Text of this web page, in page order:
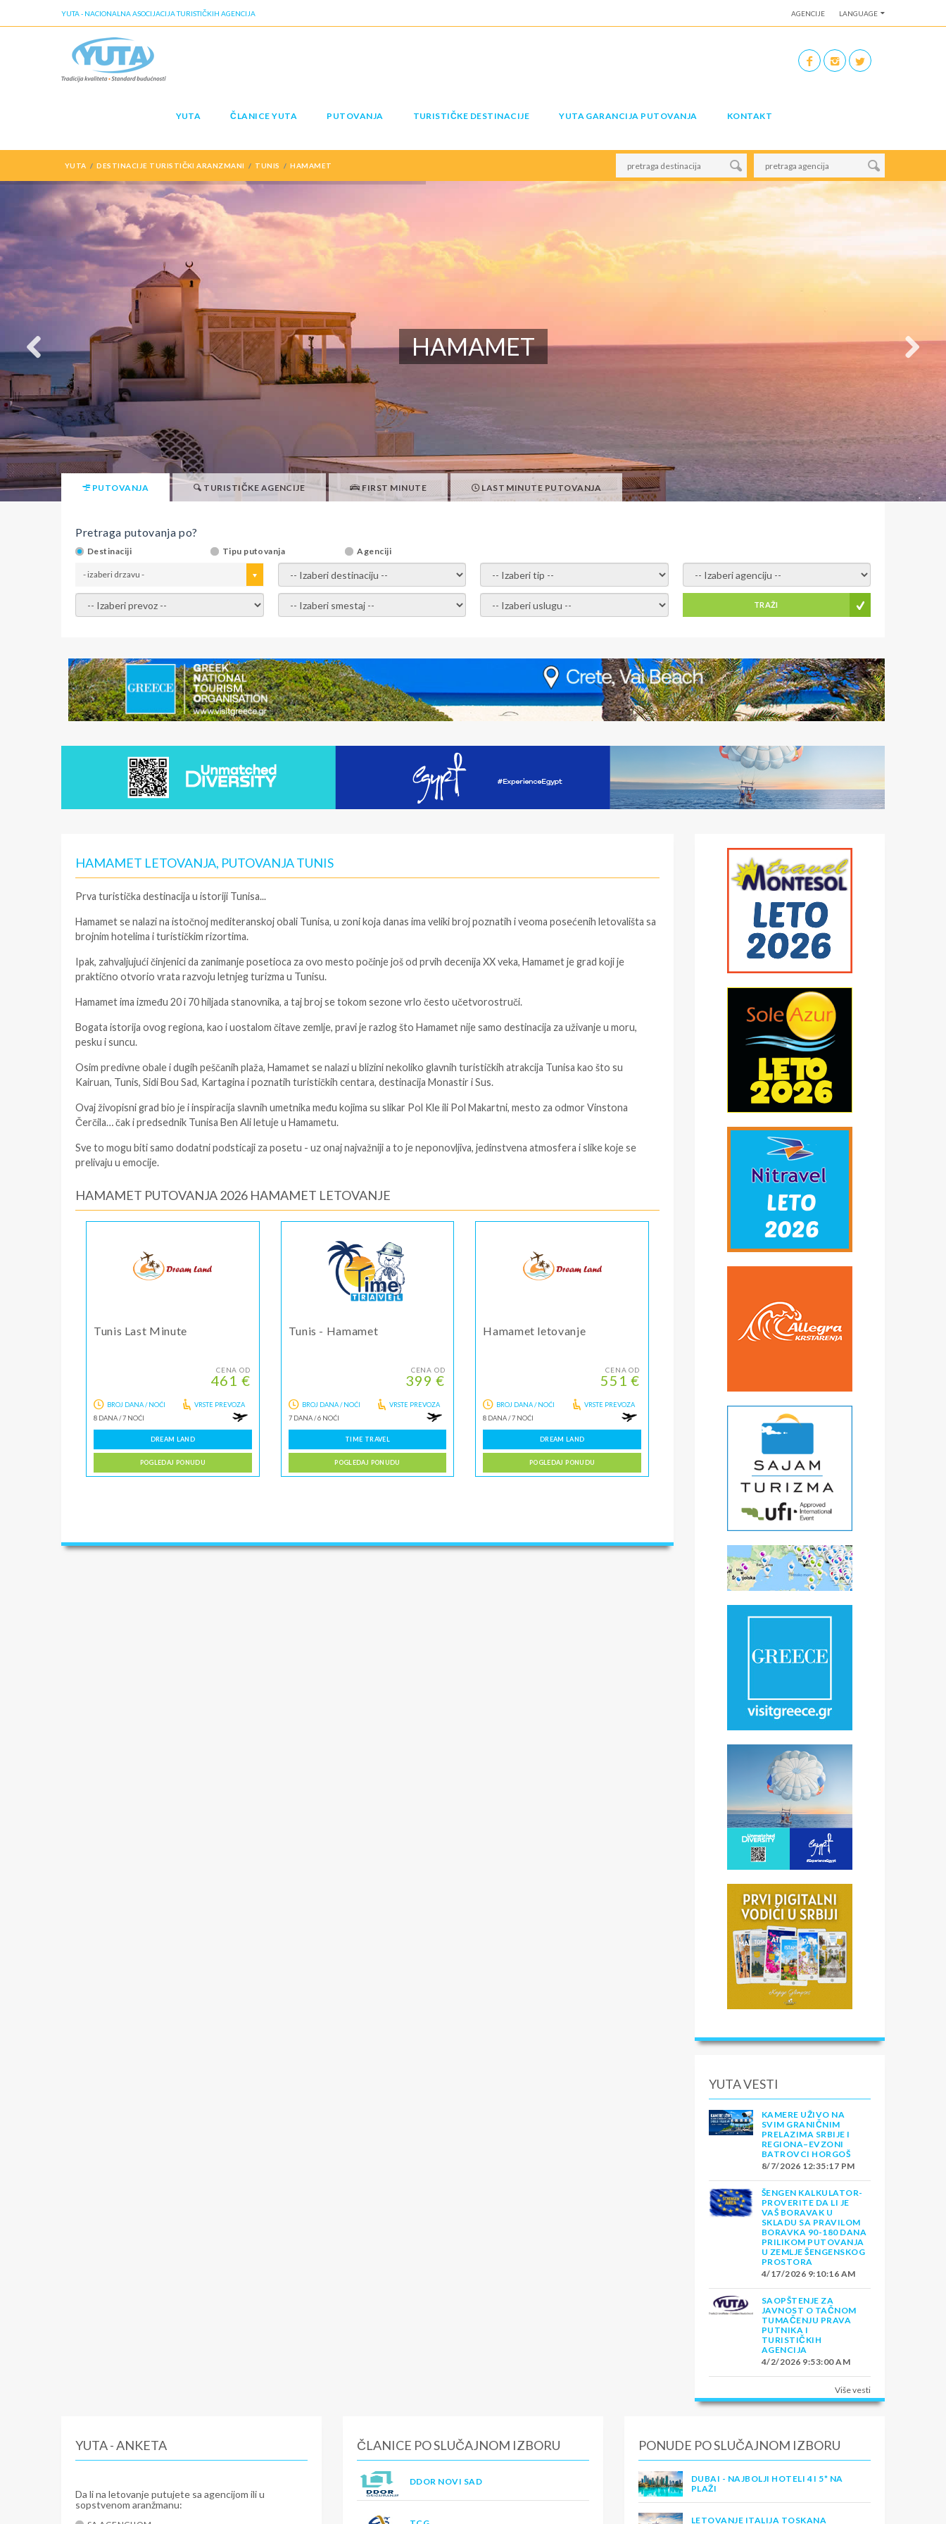
AGENCIJE LANGUAGE
YUTA - NACIONALNA ASOCIJACIJA TURISTIČKIH AGENCIJA
YUTA ČLANICE YUTA PUTOVANJA TURISTIČKE DESTINACIJE YUTA GARANCIJA PUTOVANJA KONTAKT
YUTA DESTINACIJE TURISTIČKI ARANZMANI TUNIS HAMAMET
HAMAMET
PUTOVANJA TURISTIČKE AGENCIJE FIRST MINUTE LAST MINUTE PUTOVANJA
Pretraga putovanja po?
Destinaciji Tipu putovanja Agenciji
- izaberi drzavu - - izaberi destinaciju - - izaberi tip - - izaberi agenciju -
- izaberi prevoz - - Izaberite smestaj - - Izaberite uslugu - TRAŽI
HAMAMET LETOVANJA, PUTOVANJA TUNIS
Prva turistička destinacija u istoriji Tunisa...
Hamamet se nalazi na istočnoj mediteranskoj obali Tunisa, u zoni koja danas ima veliki broj poznatih i veoma posećenih letovališta sa
brojnim hotelima i turističkim rizortima.
Ipak, zahvaljujući činjenici da zanimanje posetioca za ovo mesto počinje još od prvih decenija XX veka, Hamamet je grad koji je
praktično otvorio vrata razvoju letnjeg turizma u Tunisu.
Hamamet ima između 20 i 70 hiljada stanovnika, a taj broj se tokom sezone vrlo često učetvorostruči.
Bogata istorija ovog regiona, kao i uostalom čitave zemlje, pravi je razlog što Hamamet nije samo destinacija za uživanje u moru,
pesku i suncu.
Osim predivne obale i dugih peščanih plaža, Hamamet se nalazi u blizini nekoliko glavnih turističkih atrakcija Tunisa kao što su
Kairuan, Tunis, Sidi Bou Sad, Kartagina i poznatih turističkih centara, destinacija Monastir i Sus.
Ovaj živopisni grad bio je i inspiracija slavnih umetnika među kojima su slikar Pol Kle ili Pol Makartni, mesto za odmor Vinstona
Čerčila… čak i predsednik Tunisa Ben Ali letuje u Hamametu.
Sve to mogu biti samo dodatni podsticaji za posetu - uz onaj najvažniji a to je neponovljiva, jedinstvena atmosfera i slike koje se
prelivaju u emocije.
HAMAMET PUTOVANJA 2026 HAMAMET LETOVANJE
Tunis Last Minute
CENA OD
461 €
BROJ DANA / NOĆI
8 DANA/7 NOĆI
VRSTE PREVOZA
DREAM LAND
POGLEDAJ PONUDU
Tunis - Hamamet
CENA OD
399 €
BROJ DANA / NOĆI
7 DANA/6 NOĆI
VRSTE PREVOZA
TIME TRAVEL
POGLEDAJ PONUDU
Hamamet letovanje
CENA OD
551 €
BROJ DANA / NOĆI
8 DANA/7 NOĆI
VRSTE PREVOZA
DREAM LAND
POGLEDAJ PONUDU
YUTA VESTI
KAMERE UŽIVO NA
SVIM GRANIČNIM
PRELAZIMA SRBIJE I
REGIONA–EVZONI
BATROVCI HORGOŠ
8/7/2026 12:35:17 PM
ŠENGEN KALKULATOR-
PROVERITE DA LI JE
VAŠ BORAVAK U
SKLADU SA PRAVILOM
BORAVKA 90-180 DANA
PRILIKOM PUTOVANJA
U ZEMLJE ŠENGENSKOG
PROSTORA
4/17/2026 9:10:16 AM
SAOPŠTENJE ZA
JAVNOST O TAČNOM
TUMAČENJU PRAVA
PUTNIKA I
TURISTIČKIH
AGENCIJA
4/2/2026 9:53:00 AM
Više vesti
YUTA - ANKETA
Da li na letovanje putujete sa agencijom ili u
sopstvenom aranžmanu:
ČLANICE PO SLUČAJNOM IZBORU
DDOR NOVI SAD
PONUDE PO SLUČAJNOM IZBORU
DUBAI - NAJBOLJI HOTELI 4 I 5* NA
PLAŽI
LETOVANJE ITALIJA TOSKANA